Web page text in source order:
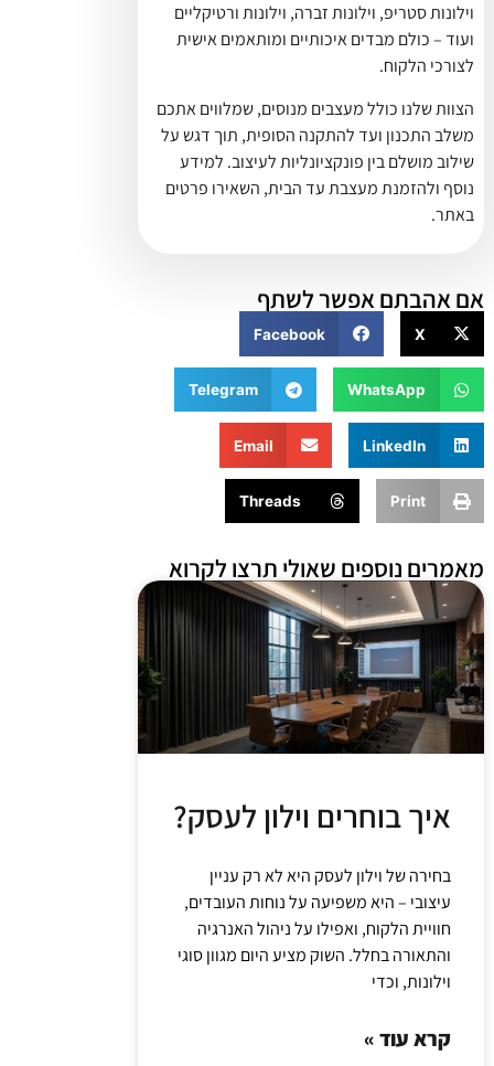
וילונות סטריפ, וילונות זברה, וילונות ורטיקליים
ועוד – כולם מבדים איכותיים ומותאמים אישית
לצורכי הלקוח.
הצוות שלנו כולל מעצבים מנוסים, שמלווים אתכם
משלב התכנון ועד להתקנה הסופית, תוך דגש על
שילוב מושלם בין פונקציונליות לעיצוב. למידע
נוסף ולהזמנת מעצבת עד הבית, השאירו פרטים
באתר.
אם אהבתם אפשר לשתף
X
Facebook
WhatsApp
Telegram
LinkedIn
Email
Print
Threads
מאמרים נוספים שאולי תרצו לקרוא
איך בוחרים וילון לעסק?
בחירה של וילון לעסק היא לא רק עניין
עיצובי – היא משפיעה על נוחות העובדים,
חוויית הלקוח, ואפילו על ניהול האנרגיה
והתאורה בחלל. השוק מציע היום מגוון סוגי
וילונות, וכדי
קרא עוד »